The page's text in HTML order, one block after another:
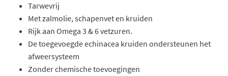
Tarwevrij
Met zalmolie, schapenvet en kruiden
Rijk aan Omega 3 & 6 vetzuren.
De toegevoegde echinacea kruiden ondersteunen het
afweersysteem
Zonder chemische toevoegingen